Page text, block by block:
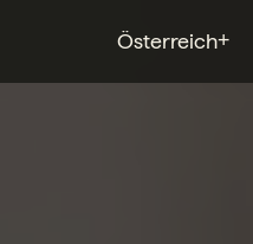
Österreich+